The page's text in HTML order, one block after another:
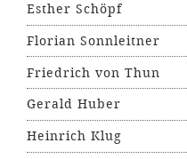
Esther Schöpf
Florian Sonnleitner
Friedrich von Thun
Gerald Huber
Heinrich Klug